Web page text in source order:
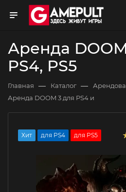
Аренда
PS4, PS5
Главная — Каталог —
Аренда DOOM 3 для PS4 и
Хит для PS4 для PS5